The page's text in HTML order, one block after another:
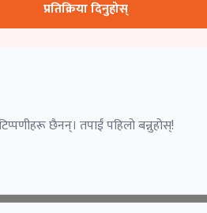
प्रतिक्रिया दिनुहोस्
छैनन्। तपाईं पहिलो बन्नुहोस्!